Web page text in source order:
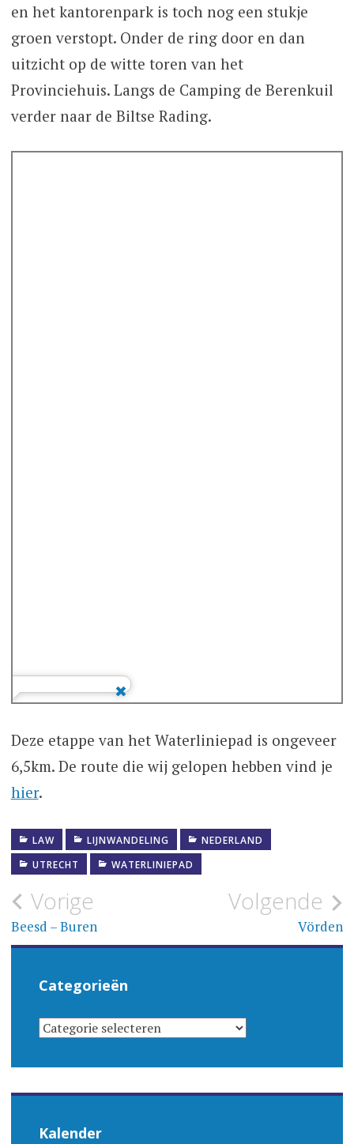
en het kantorenpark is toch nog een stukje
groen verstopt. Onder de ring door en dan
uitzicht op de witte toren van het
Provinciehuis. Langs de Camping de Berenkuil
verder naar de Biltse Rading.
Deze etappe van het Waterliniepad is ongeveer
6,5km. De route die wij gelopen hebben vind je
hier.
LAW LIJNWANDELING
NEDERLAND
UTRECHT
WATERLINIEPAD
Bericht
navigatie
Vorige
Beesd – Buren
Volgende
Vörden
Categorieën
CATEGORIEËN
Kalender